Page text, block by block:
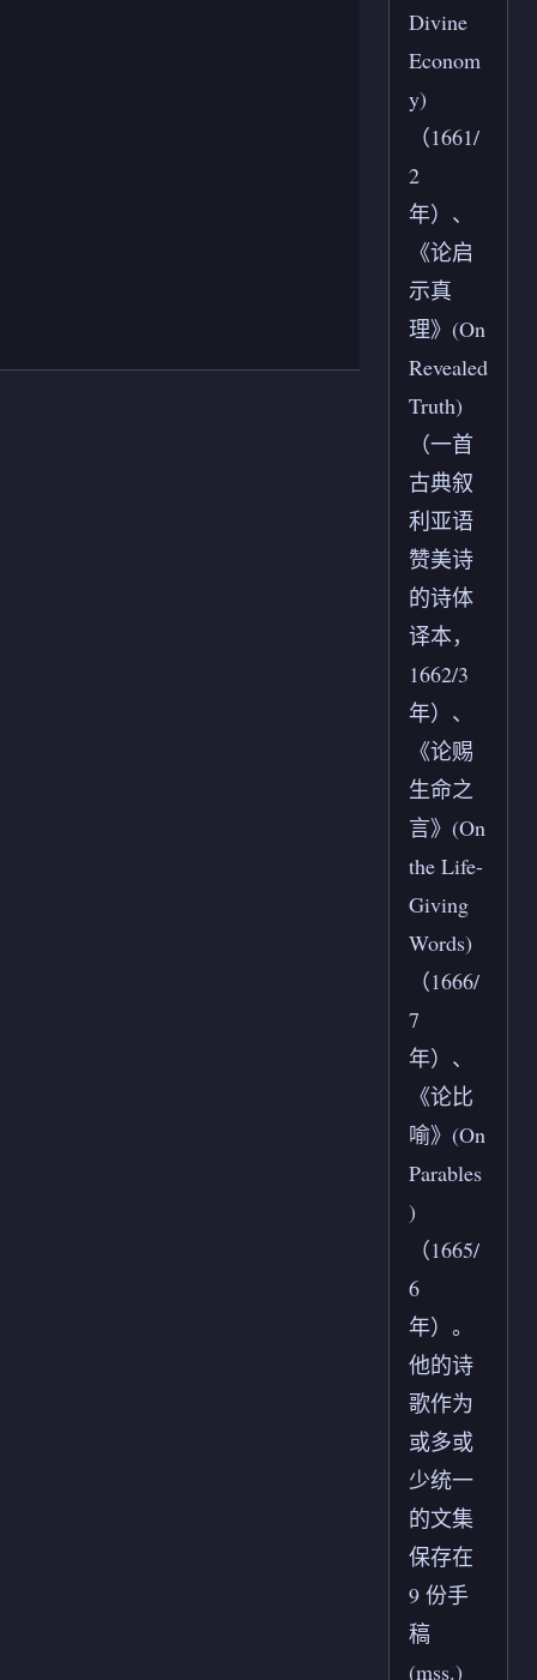
Divine
Econom
y)
（1661/
2
年）、
《论启
示真
理》(On
Revealed
Truth)
（一首
古典叙
利亚语
赞美诗
的诗体
译本，
1662/3
年）、
《论赐
生命之
言》(On
the Life-
Giving
Words)
（1666/
7
年）、
《论比
喻》(On
Parables
)
（1665/
6
年）。
他的诗
歌作为
或多或
少统一
的文集
保存在
9 份手
稿
(mss.)